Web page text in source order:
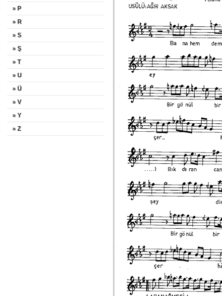
» P
» R
» S
» Ş
» T
» U
» Ü
» V
» Y
» Z